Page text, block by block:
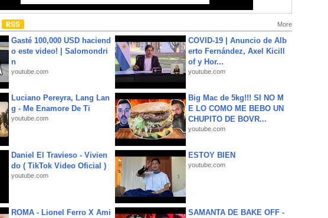
More
Gasté 100,000 USD haciend
o este video! | Salomondri
n
youtube.com
COVID-19 | Anuncio de Alb
erto Fernández, Axel Kicill
of y Hor...
youtube.com
Luciano Pereyra, Lang Lan
g - Me Enamore De Ti
youtube.com
Big Mac de 5kg!!! SI NO M
E LO COMO ME BEBO UN
CHUPITO DE BOVR...
youtube.com
Daniel El Travieso - Vivien
do ( TikTok Video Oficial )
youtube.com
ESTOY BIEN
youtube.com
ROMA - Lionel Ferro X Ami
SAMANTA DE BAKE OFF -